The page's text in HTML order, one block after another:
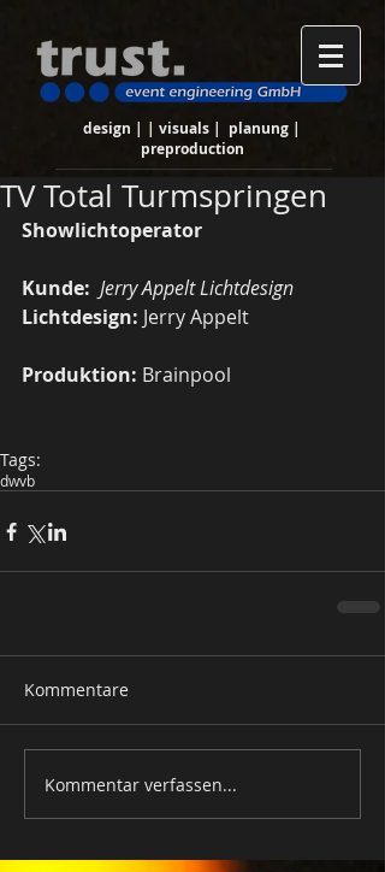
design | | visuals | planung |
preproduction
TV Total Turmspringen
Showlichtoperator
Kunde: Jerry Appelt Lichtdesign
Lichtdesign: Jerry Appelt
Produktion: Brainpool
Tags:
dwvb
Kommentare
Kommentar verfassen...